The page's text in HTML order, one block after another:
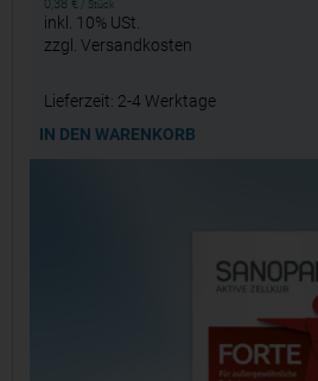
0,38€ Stück
inkl. 10% USt.
zzgl.Versandkosten
Lieferzeit: 2-4 Werktage
IN DEN WARENKORB